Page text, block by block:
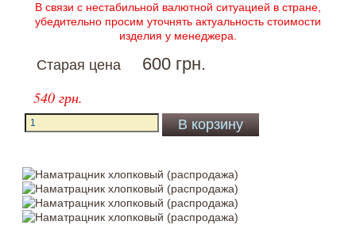
В связи с нестабильной валютной ситуацией в стране,
убедительно просим уточнять актуальность стоимости
изделия у менеджера.
Старая цена 600 грн.
540 грн.